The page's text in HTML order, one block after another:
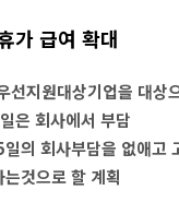
가 급여 확대
선지원대상기업을 대상
은 회사에서 부담
의 회사부담을 없애고
것으로 할 계획